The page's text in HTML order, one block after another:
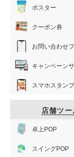
ポスター
クーポン券
お問い合わせ
キャンペーン
スマホスタン
店舗ツー
卓上POP
スイングPOP